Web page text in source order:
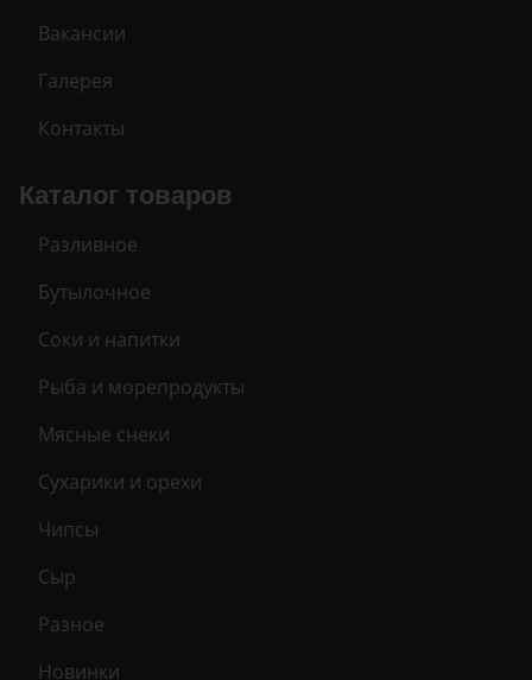
Вакансии
Галерея
Контакты
Каталог товаров
Разливное
Бутылочное
Соки и напитки
Рыба и морепродукты
Мясные снеки
Сухарики и орехи
Чипсы
Сыр
Разное
Новинки